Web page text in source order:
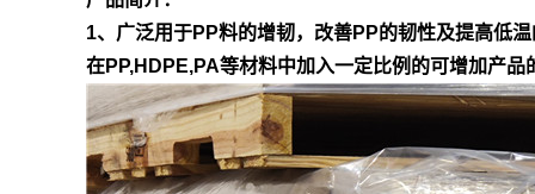
1、广泛用于PP料的增韧，改善PP的韧性及提高低
在PP,HDPE,PA等材料中加入一定比例的可增加产